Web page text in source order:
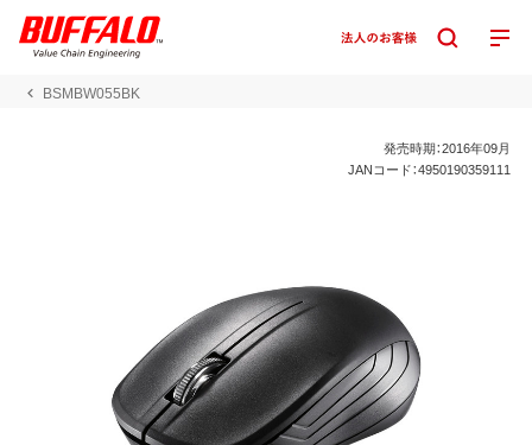
BSMBW055BK
発売時期：2016年09月
JANコード：4950190359111